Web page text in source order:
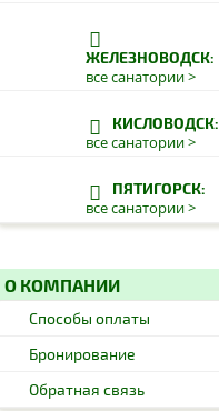
ЖЕЛЕЗНОВОДСК:
все санатории >
КИСЛОВОДСК:
все санатории >
ПЯТИГОРСК:
все санатории >
О КОМПАНИИ
Способы оплаты
Бронирование
Обратная связь